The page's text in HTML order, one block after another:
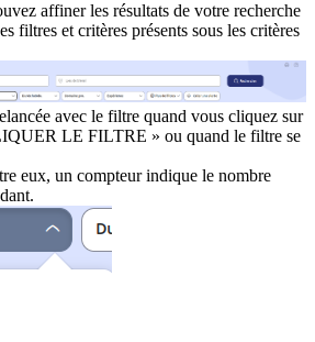
affiner les résultats de votre recherche
filtres et critères présents sous les critères
avec le filtre quand vous cliquez sur
LE FILTRE » ou quand le filtre se
eux, un compteur indique le nombre